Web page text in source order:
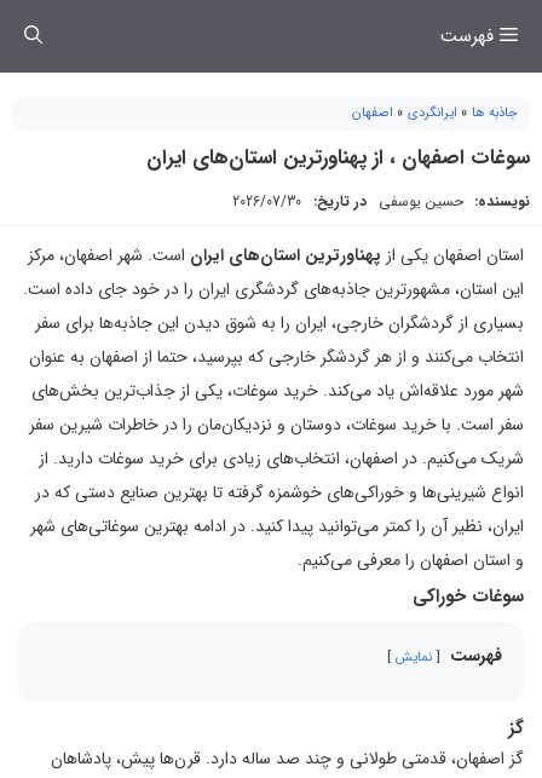
فهرست
جاذبه ها » ایرانگردی » اصفهان
سوغات اصفهان ، از پهناورترین استان‌های ایران
نویسنده: حسین یوسفی در تاریخ: 2026/07/30
استان اصفهان یکی از پهناورترین استان‌های ایران است. شهر اصفهان، مرکز
این استان، مشهورترین جاذبه‌های گردشگری ایران را در خود جای داده است.
بسیاری از گردشگران خارجی، ایران را به شوق دیدن این جاذبه‌ها برای سفر
انتخاب می‌کنند و از هر گردشگر خارجی که بپرسید، حتما از اصفهان به عنوان
شهر مورد علاقه‌اش یاد می‌کند. خرید سوغات، یکی از جذاب‌ترین بخش‌های
سفر است. با خرید سوغات، دوستان و نزدیکان‌مان را در خاطرات شیرین سفر
شریک می‌کنیم. در اصفهان، انتخاب‌های زیادی برای خرید سوغات دارید. از
انواع شیرینی‌ها و خوراکی‌های خوشمزه گرفته تا بهترین صنایع دستی که در
ایران، نظیر آن را کمتر می‌توانید پیدا کنید. در ادامه بهترین سوغاتی‌های شهر
و استان اصفهان را معرفی می‌کنیم.
سوغات خوراکی
فهرست نمایش
گز
گز اصفهان، قدمتی طولانی و چند صد ساله دارد. قرن‌ها پیش، پادشاهان